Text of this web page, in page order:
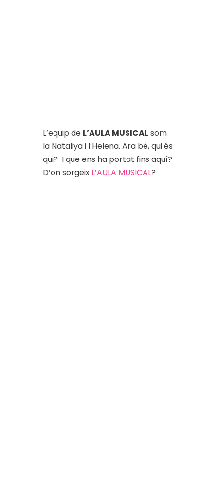
L’equip de L’AULA MUSICALsom
la Nataliya i l’Helena. Ara bé, qui és
qui? I que ens ha portat fins aquí?
D’on sorgeix L’AULA MUSICAL?